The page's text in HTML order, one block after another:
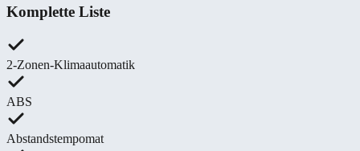
Komplette Liste
2-Zonen-Klimaautomatik
ABS
Abstandstempomat